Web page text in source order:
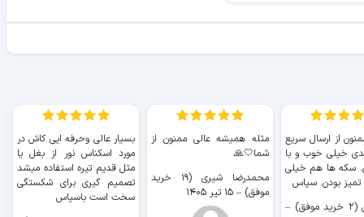
از ارسال سریع
خیلی خوب و با
سکه ها هم خیلی
تمیز بودن. سپاس
–
مثله همیشه عالی ممنون از
شما🤍🙏
محمدرضا شیری (۱۹ خرید
موفق) – ۱۵ تیر ۱۴۰۵
بسیار عالی وحرفه ایی کاش در
مورد اسکناس نور از بغل یا
مثل قدیم تیره استفاده میشد
تصمیم گیری برای شکستگی
سخت است باسپاس